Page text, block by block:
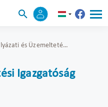
Pályázati és Üzemeltetési Igazgatóság
Igazgatóság